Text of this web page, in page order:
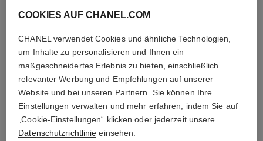
COOKIES AUF CHANEL.COM
CHANEL verwendet Cookies und ähnliche Technologien,
um Inhalte zu personalisieren und Ihnen ein
maßgeschneidertes Erlebnis zu bieten, einschließlich
relevanter Werbung und Empfehlungen auf unserer
Website und bei unseren Partnern. Sie können Ihre
Einstellungen verwalten und mehr erfahren, indem Sie auf
„Cookie-Einstellungen“ klicken oder jederzeit unsere
Datenschutzrichtlinie einsehen.